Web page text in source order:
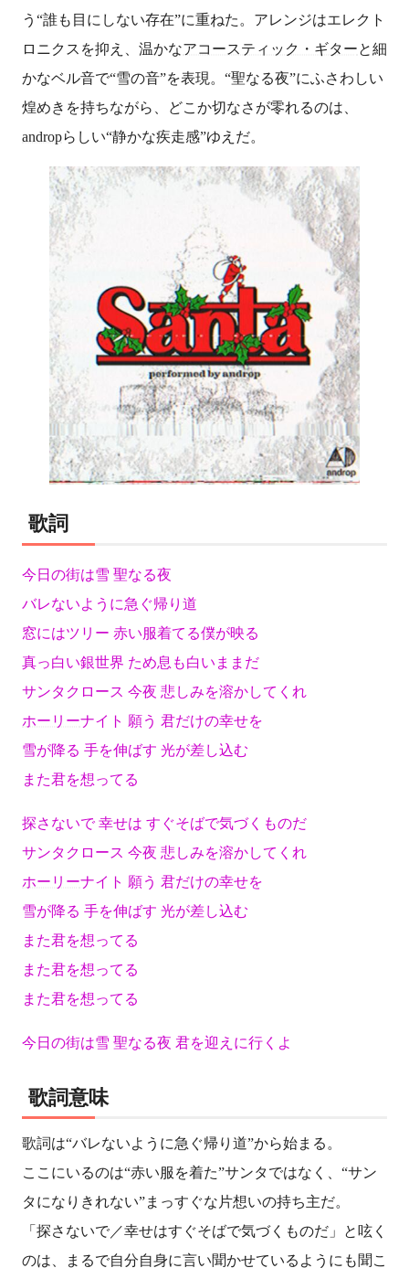
う“誰も目にしない存在”に重ねた。アレンジはエレクト
ロニクスを抑え、温かなアコースティック・ギターと細
かなベル音で“雪の音”を表現。“聖なる夜”にふさわしい
煌めきを持ちながら、どこか切なさが零れるのは、
andropらしい“静かな疾走感”ゆえだ。
歌詞
今日の街は雪 聖なる夜
バレないように急ぐ帰り道
窓にはツリー 赤い服着てる僕が映る
真っ白い銀世界 ため息も白いままだ
サンタクロース 今夜 悲しみを溶かしてくれ
ホーリーナイト 願う 君だけの幸せを
雪が降る 手を伸ばす 光が差し込む
また君を想ってる
探さないで 幸せは すぐそばで気づくものだ
サンタクロース 今夜 悲しみを溶かしてくれ
ホーリーナイト 願う 君だけの幸せを
雪が降る 手を伸ばす 光が差し込む
また君を想ってる
また君を想ってる
また君を想ってる
今日の街は雪 聖なる夜 君を迎えに行くよ
歌詞意味
歌詞は“バレないように急ぐ帰り道”から始まる。
ここにいるのは“赤い服を着た”サンタではなく、“サン
タになりきれない”まっすぐな片想いの持ち主だ。
「探さないで／幸せはすぐそばで気づくものだ」と呟く
のは、まるで自分自身に言い聞かせているようにも聞こ